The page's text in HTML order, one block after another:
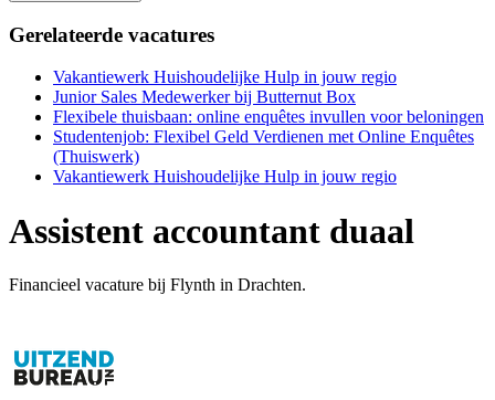
Gerelateerde vacatures
Vakantiewerk Huishoudelijke Hulp in jouw regio
Junior Sales Medewerker bij Butternut Box
Flexibele thuisbaan: online enquêtes invullen voor beloningen
Studentenjob: Flexibel Geld Verdienen met Online Enquêtes
(Thuiswerk)
Vakantiewerk Huishoudelijke Hulp in jouw regio
Assistent accountant duaal
Financieel vacature bij Flynth in Drachten.